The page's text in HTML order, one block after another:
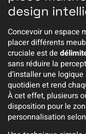
design
Concevoir un espace
placer différents
cruciale est de
sans réduire la
d’installer une
quotidien et rend
À cet effet, plusieurs
disposition pour le
personnalisation